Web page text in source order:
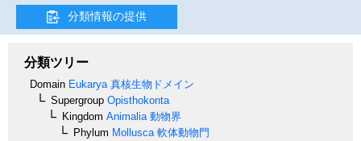
分類情報の提供
分類ツリー
Domain Eukarya 真核生物ドメイン
Supergroup Opisthokonta
Kingdom Animalia 動物界
Phylum Mollusca 軟体動物門